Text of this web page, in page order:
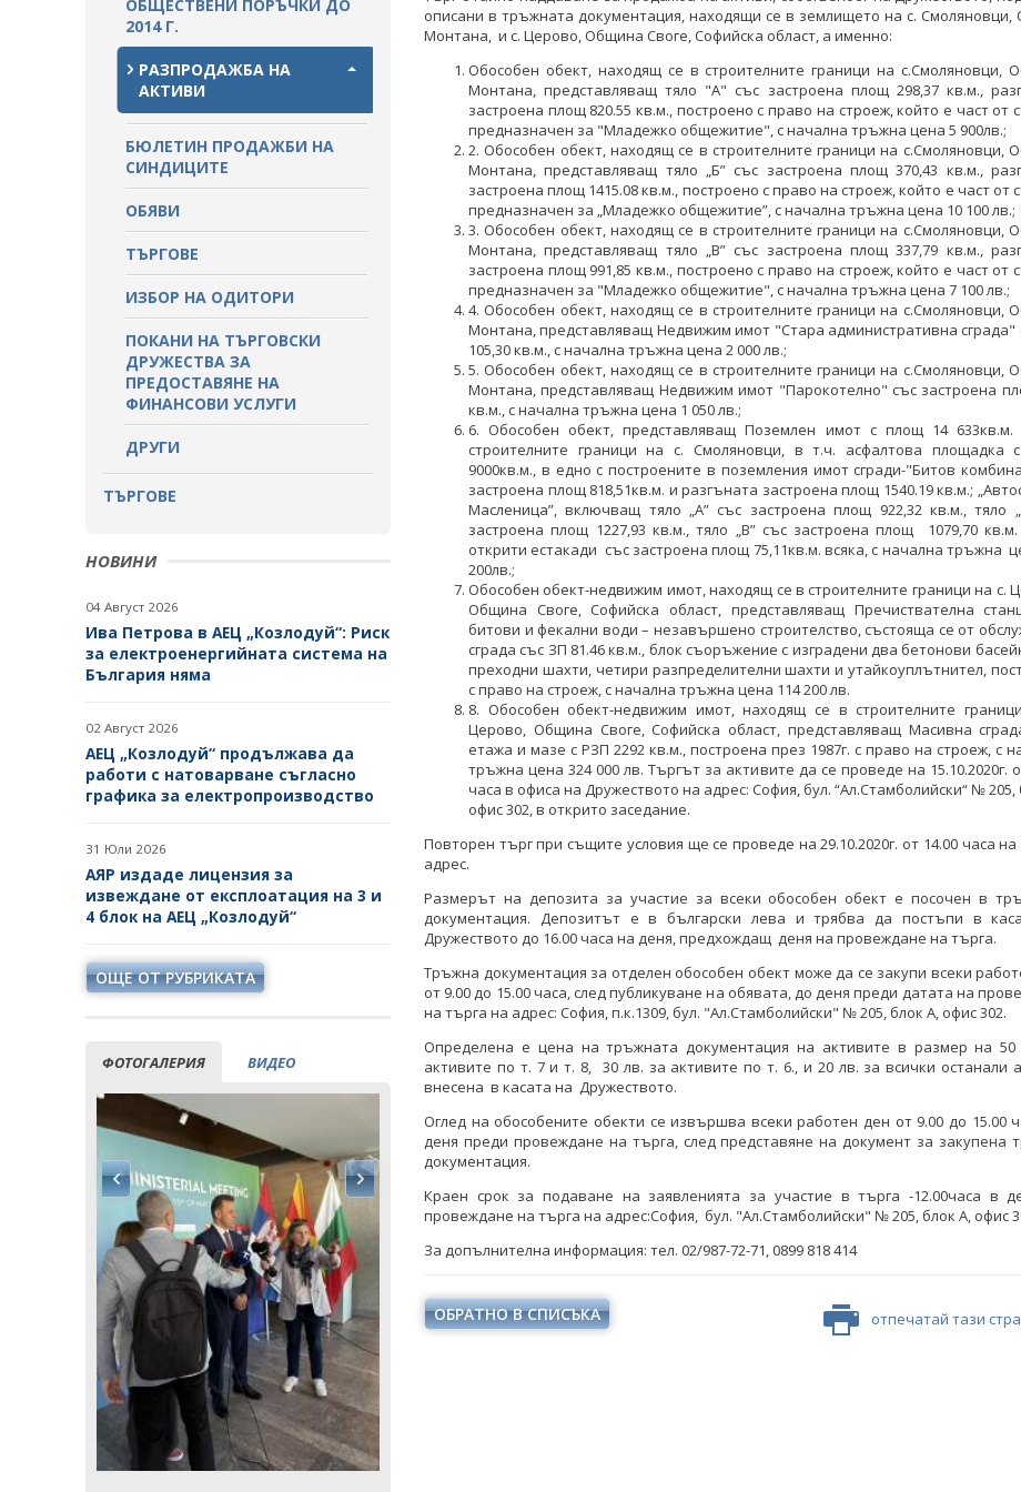
ПАЗАРНИ КОНСУЛТАЦИИ
СТАНОВИЩА НА АОП
ОБЯВЛЕНИЯ ЗА ПРЕДВАРИТЕЛНА
ИНФОРМАЦИЯ
ПРОЦЕДУРИ
ПУБЛИЧНИ ПОКАНИ
ПОКАНИ
ОБЯВЛЕНИЯ ЗА ПРЕДВАРИТЕЛНА
ИНФОРМАЦИЯ
ПРЕДВАРИТЕЛЕН КОНТРОЛ
СТАНОВИЩА НА АОП ПО
ЗАПИТВАНИЯ
ОБЩЕСТВЕНИ ПОРЪЧКИ ДО
2014 Г.
РАЗПРОДАЖБА НА
АКТИВИ
БЮЛЕТИН ПРОДАЖБИ НА
СИНДИЦИТЕ
ОБЯВИ
ТЪРГОВЕ
ИЗБОР НА ОДИТОРИ
ПОКАНИ НА ТЪРГОВСКИ
ДРУЖЕСТВА ЗА
ПРЕДОСТАВЯНЕ НА
ФИНАНСОВИ УСЛУГИ
ДРУГИ
ТЪРГОВЕ
НОВИНИ
04 Август 2026
Ива Петрова в АЕЦ „Козлодуй“: Риск
за електроенергийната система на
България няма
02 Август 2026
АЕЦ „Козлодуй“ продължава да
работи с натоварване съгласно
графика за електропроизводство
31 Юли 2026
АЯР издаде лицензия за
извеждане от експлоатация на 3 и
4 блок на АЕЦ „Козлодуй“
ОЩЕ ОТ РУБРИКАТА
ФОТОГАЛЕРИЯ ВИДЕО
Кирил Темелков: България заяви
Кирил Темелков: България заяви
описани в тръжната документация, находящи се в землището на с. Смоляновци,
Монтана, и с. Церово, Община Своге, Софийска област, а именно:
Обособен обект, находящ се в строителните граници на с.Смоляновци,
Монтана, представляващ тяло "А" със застроена площ 298,37 кв.м.,
застроена площ 820.55 кв.м., построено с право на строеж, който е част от
предназначен за "Младежко общежитие", с начална тръжна цена 5 900лв.;
2. Обособен обект, находящ се в строителните граници на с.Смоляновци,
Монтана, представляващ тяло „Б” със застроена площ 370,43 кв.м.,
застроена площ 1415.08 кв.м., построено с право на строеж, който е част от
предназначен за „Младежко общежитие”, с начална тръжна цена 10 100 лв.;
3. Обособен обект, находящ се в строителните граници на с.Смоляновци,
Монтана, представляващ тяло „В” със застроена площ 337,79 кв.м.,
застроена площ 991,85 кв.м., построено с право на строеж, който е част от
предназначен за "Младежко общежитие", с начална тръжна цена 7 100 лв.;
4. Обособен обект, находящ се в строителните граници на с.Смоляновци,
Монтана, представляващ Недвижим имот "Стара административна сграда"
105,30 кв.м., с начална тръжна цена 2 000 лв.;
5. Обособен обект, находящ се в строителните граници на с.Смоляновци,
Монтана, представляващ Недвижим имот "Парокотелно" със застроена
кв.м., с начална тръжна цена 1 050 лв.;
6. Обособен обект, представляващ Поземлен имот с площ 14 633кв.м.
строителните граници на с. Смоляновци, в т.ч. асфалтова площадка
9000кв.м., в едно с построените в поземления имот сгради-"Битов
застроена площ 818,51кв.м. и разгъната застроена площ 1540.19 кв.м.;
Масленица”, включващ тяло „А” със застроена площ 922,32 кв.м., тяло
застроена площ 1227,93 кв.м., тяло „В” със застроена площ 1079,70
открити естакади със застроена площ 75,11кв.м. всяка, с начална тръжна
200лв.;
Обособен обект-недвижим имот, находящ се в строителните граници на с.
Община Своге, Софийска област, представляващ Пречиствателна
битови и фекални води – незавършено строителство, състояща се от
сграда със ЗП 81.46 кв.м., блок съоръжение с изградени два бетонови
преходни шахти, четири разпределителни шахти и утайкоуплътнител,
с право на строеж, с начална тръжна цена 114 200 лв.
8. Обособен обект-недвижим имот, находящ се в строителните
Церово, Община Своге, Софийска област, представляващ Масивна
етажа и мазе с РЗП 2292 кв.м., построена през 1987г. с право на строеж, с
тръжна цена 324 000 лв. Търгът за активите да се проведе на 15.10.2020г.
часа в офиса на Дружеството на адрес: София, бул. “Ал.Стамболийски“ № 205,
офис 302, в открито заседание.
Повторен търг при същите условия ще се проведе на 29.10.2020г. от 14.00 часа
адрес.
Размерът на депозита за участие за всеки обособен обект e посочен в
документация. Депозитът е в български лева и трябва да постъпи в
Дружеството до 16.00 часа на деня, предхождащ деня на провеждане на търга.
Тръжна документация за отделен обособен обект може да се закупи всеки
от 9.00 до 15.00 часа, след публикуване на обявата, до деня преди датата на
на търга на адрес: София, п.к.1309, бул. "Ал.Стамболийски" № 205, блок A, офис 302.
Определена е цена на тръжната документация на активите в размер на 50
активите по т. 7 и т. 8, 30 лв. за активите по т. 6., и 20 лв. за всички останали
внесена в касата на Дружеството.
Оглед на обособените обекти се извършва всеки работен ден от 9.00 до 15.00
деня преди провеждане на търга, след представяне на документ за закупена
документация.
Краен срок за подаване на заявленията за участие в търга -12.00часа в
провеждане на търга на адрес:София, бул. "Ал.Стамболийски" № 205, блок A, офис
За допълнителна информация: тел. 02/987-72-71, 0899 818 414
ОБРАТНО В СПИСЪКА отпечатай тази